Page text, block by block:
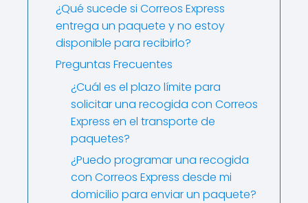
¿Qué sucede si Correos Express
entrega un paquete y no estoy
disponible para recibirlo?
Preguntas Frecuentes
¿Cuál es el plazo límite para
solicitar una recogida con Correos
Express en el transporte de
paquetes?
¿Puedo programar una recogida
con Correos Express desde mi
domicilio para enviar un paquete?